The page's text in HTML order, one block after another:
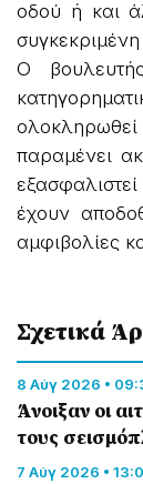
οδού ή και
συγκεκριμένη
Ο
παραμένει
έχουν
αμφιβολίες
Σχετικά
8 Αύγ 2026 •
Άνοιξαν οι
τους
7 Αύγ 2026 •